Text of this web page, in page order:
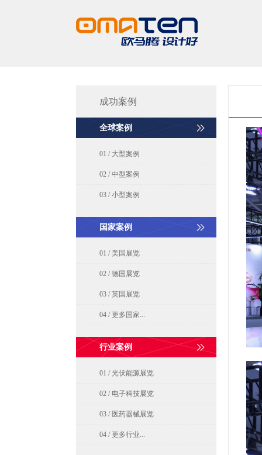
成功案例
全球案例
01 / 大型案例
02 / 中型案例
03 / 小型案例
国家案例
01 / 美国展览
02 / 德国展览
03 / 英国展览
04 / 更多国家...
行业案例
01 / 光伏能源展览
02 / 电子科技展览
03 / 医药器械展览
04 / 更多行业...